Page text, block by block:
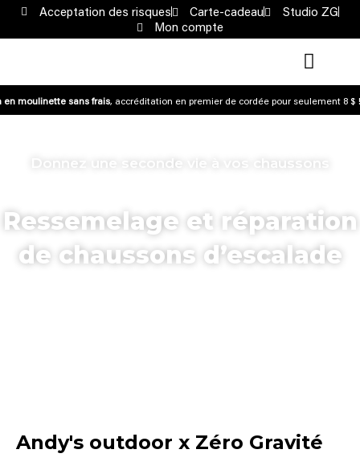
Acceptation des risques Carte-cadeau
Studio ZG
Mon compte
moulinette sans frais, accréditation en premier de cordée pour seulement 8 $ !
Donnez une seconde vie à vos chaussons
Ressemelage et réparation
de chaussons d’escalade
Andy's outdoor x Zéro Gravité​